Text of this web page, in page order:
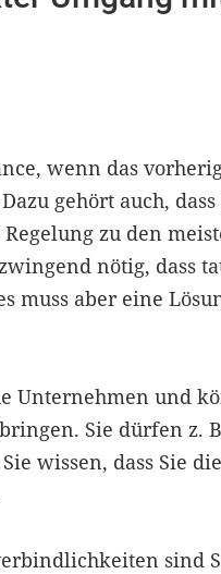
wenn das
gehört auch, dass
zu den
nötig, dass
muss aber eine
Unternehmen und
Sie dürfen z.
wissen, dass Sie
sind